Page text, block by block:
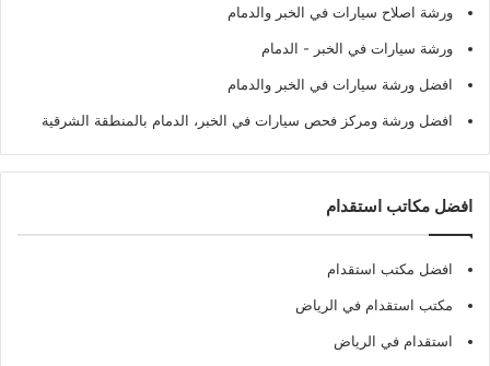
ورشة اصلاح سيارات في الخبر والدمام
ورشة سيارات في الخبر - الدمام
افضل ورشة سيارات في الخبر والدمام
افضل ورشة ومركز فحص سيارات في الخبر، الدمام بالمنطقة الشرقية
افضل مكاتب استقدام
افضل مكتب استقدام
مكتب استقدام في الرياض
استقدام في الرياض